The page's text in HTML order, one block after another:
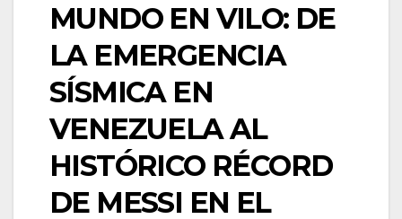
MUNDO EN VILO: DE
LA EMERGENCIA
SÍSMICA EN
VENEZUELA AL
HISTÓRICO RÉCORD
DE MESSI EN EL